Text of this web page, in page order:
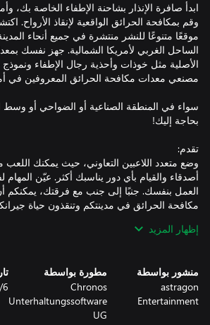
ابدأ صافرة الإنذار بشاحنة الإطفاء الخاصة
موقعًا متنوعًا للنشر منتشرة في جميع أنحاء
الساحل الغربي لأمريكا الشمالية. جهز نفسك
الأصلية مثل خوذات وأحذية رجال الإطفاء
سواء في المنطقة الصناعية أو الضواحي أو وسط
وضع متعدد اللاعبين التعاوني، حيث يمكنك اللعب
أصدقاء والقيام بأي دور يناسبك أكثر. عيّن المهام
العمل بنفسك. جنبًا إلى جنب مع فرقتك، يمكنكم
وضع اللاعب الفردي، حيث يمكنك أن تصبح قائد
محاكاة متطورة للحرائق، بما في ذلك الماء والدخان
الخلفي والمصابيح الكهربائية وحرائق الشحوم
الأسباب الأخرى للحرائق، مثل الإلكترونيات والمواد
إظهار المزيد
منشور بواسطة
astragon
Entertainment
مطورة بواسطة
Chronos
Unterhaltungssoftware
UG
6‏/12‏/2022